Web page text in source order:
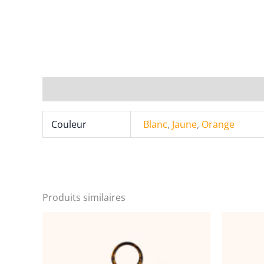
Couleur Blanc, Jaune, Orange
Produits similaires